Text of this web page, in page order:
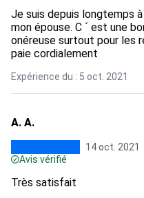
Je suis depuis longtemps
mon épouse. C ´ est une
onéreuse surtout pour les
paie cordialement
Expérience du : 5 oct. 2021
A. A.
14 oct. 2021
Avis vérifié
Très satisfait